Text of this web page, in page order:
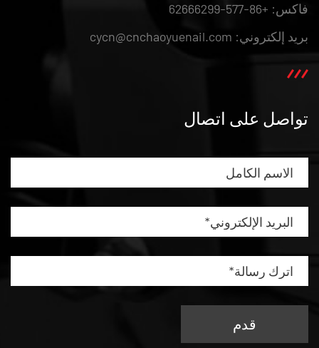
فاكس: +86-577-62666299
بريد إلكتروني: cycn@cnchaoyuenail.com
تواصل على اتصال